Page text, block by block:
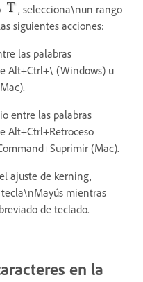
, selecciona\nun rango
siguientes acciones:
las palabras
Alt+Ctrl+\ (Windows) u
entre las palabras
Alt+Ctrl+Retroceso
(Mac).
ajuste de kerning,
mientras
de teclado.
en la